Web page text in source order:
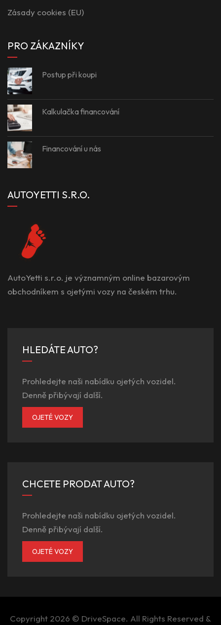
Zásady cookies (EU)
PRO ZÁKAZNÍKY
Postup při koupi
Kalkulačka financování
Financování u nás
AUTOYETTI S.R.O.
AutoYetti s.r.o. je významným online bazarovým
obchodníkem s ojetými vozy na českém trhu.
HLEDÁTE AUTO?
Prohledejte naši nabídku ojetých vozidel.
Denně přibývají další.
OJETÉ VOZY
CHCETE PRODAT AUTO?
Prohledejte naši nabídku ojetých vozidel.
Denně přibývají další.
OJETÉ VOZY
Copyright 2026 © DriveSpace. All Rights Reserved &